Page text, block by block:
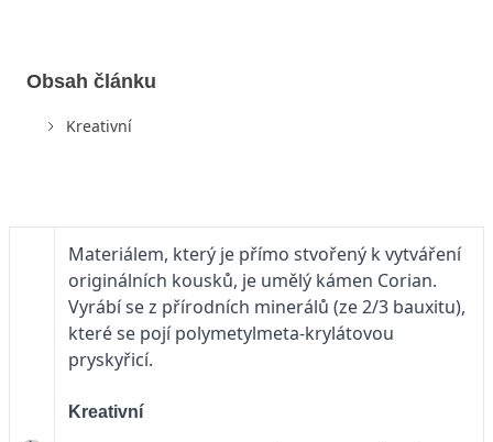
Obsah článku
Kreativní
Materiálem, který je přímo stvořený k vytváření
originálních kousků, je umělý kámen Corian.
Vyrábí se z přírodních minerálů (ze 2/3 bauxitu),
které se pojí polymetylmeta-krylátovou
pryskyřicí.
Kreativní